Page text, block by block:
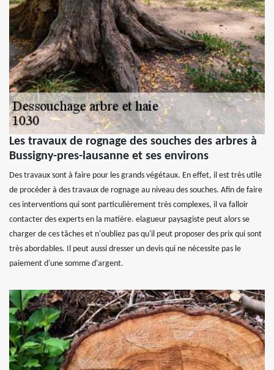
Les travaux de rognage des souches des arbres à
Bussigny-pres-lausanne et ses environs
Des travaux sont à faire pour les grands végétaux. En effet, il est très utile
de procéder à des travaux de rognage au niveau des souches. Afin de faire
ces interventions qui sont particulièrement très complexes, il va falloir
contacter des experts en la matière. elagueur paysagiste peut alors se
charger de ces tâches et n'oubliez pas qu'il peut proposer des prix qui sont
très abordables. Il peut aussi dresser un devis qui ne nécessite pas le
paiement d'une somme d'argent.